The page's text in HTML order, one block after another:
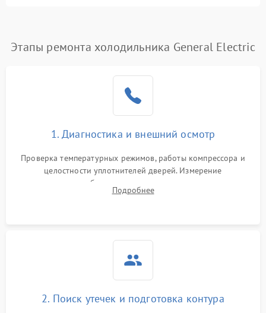
Поломка системы No Frost 2600 ₽ Подробнее →
работе
2000 ₽ Подробнее →
1000 ₽
1800 ₽
Этапы ремонта холодильника General Electric
1. Диагностика и внешний осмотр
Проверка температурных режимов, работы компрессора и
целостности уплотнителей дверей. Измерение
сопротивления обмоток мотора, проверка термостата и
считывание кодов ошибок с электронного дисплея.
Подробнее
2. Поиск утечек и подготовка контура